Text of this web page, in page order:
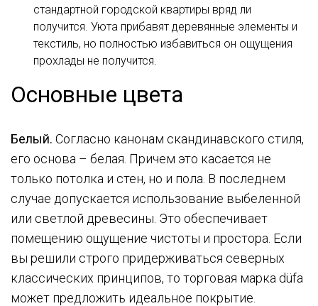
стандартной городской квартиры вряд ли
получится. Уюта прибавят деревянные элементы и
текстиль, но полностью избавиться он ощущения
прохлады не получится.
Основные цвета
Белый. Согласно канонам скандинавского стиля,
его основа – белая. Причем это касается не
только потолка и стен, но и пола. В последнем
случае допускается использование выбеленной
или светлой древесины. Это обеспечивает
помещению ощущение чистоты и простора. Если
вы решили строго придерживаться северных
классических принципов, то торговая марка düfa
может предложить идеальное покрытие.